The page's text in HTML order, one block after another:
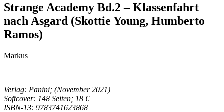
Strange Academy Bd.2 – Klassenfahrt
nach Asgard (Skottie Young, Humberto
Ramos)
Markus
Verlag: Panini; (November 2021)
Softcover: 148 Seiten; 18 €
ISBN-13: 9783741623868